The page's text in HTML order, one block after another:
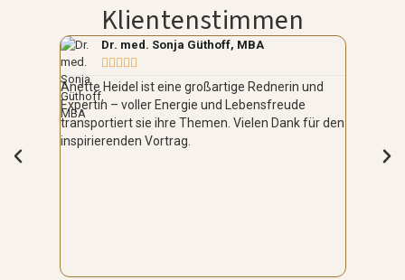
Klientenstimmen
Dr. med. Sonja Güthoff, MBA
    
Anette Heidel ist eine großartige Rednerin und
Expertin – voller Energie und Lebensfreude
transportiert sie ihre Themen. Vielen Dank für den
inspirierenden Vortrag.